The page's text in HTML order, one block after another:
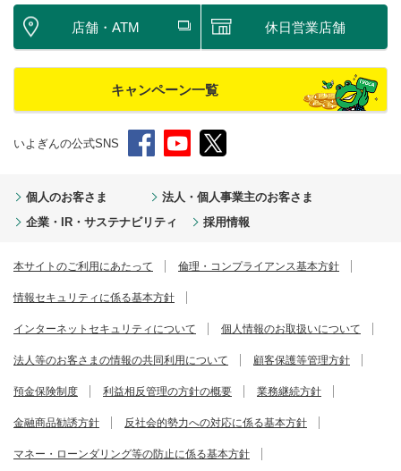
店舗・ATM 休日営業店舗
キャンペーン一覧
いよぎんの公式SNS
個人のお客さま
法人・個人事業主のお客さま
企業・IR・サステナビリティ
採用情報
本サイトのご利用にあたって 倫理・コンプライアンス基本方針
情報セキュリティに係る基本方針
インターネットセキュリティについて 個人情報のお取扱いについて
法人等のお客さまの情報の共同利用について 顧客保護等管理方針
預金保険制度 利益相反管理の方針の概要 業務継続方針
金融商品勧誘方針 反社会的勢力への対応に係る基本方針
マネー・ローンダリング等の防止に係る基本方針